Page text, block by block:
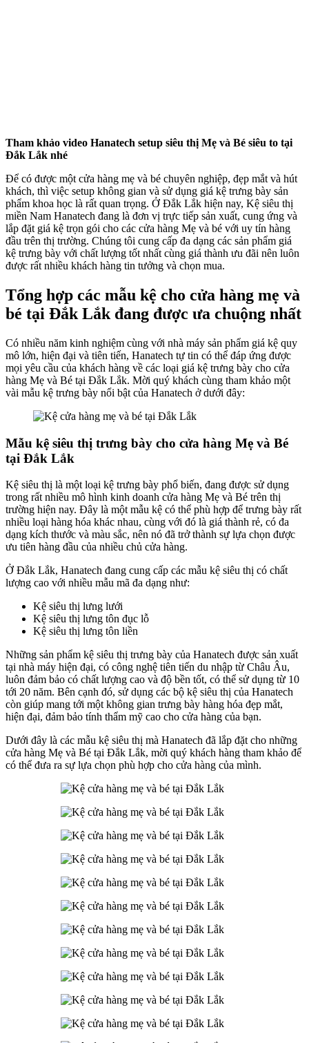
Tham khảo video Hanatech setup siêu thị Mẹ và Bé siêu to tại
Đắk Lắk nhé
Để có được một cửa hàng mẹ và bé chuyên nghiệp, đẹp mắt và hút
khách, thì việc setup không gian và sử dụng giá kệ trưng bày sản
phẩm khoa học là rất quan trọng. Ở Đắk Lắk hiện nay, Kệ siêu thị
miền Nam Hanatech đang là đơn vị trực tiếp sản xuất, cung ứng và
lắp đặt giá kệ trọn gói cho các cửa hàng Mẹ và bé với uy tín hàng
đầu trên thị trường. Chúng tôi cung cấp đa dạng các sản phẩm giá
kệ trưng bày với chất lượng tốt nhất cùng giá thành ưu đãi nên luôn
được rất nhiều khách hàng tin tưởng và chọn mua.
Tổng hợp các mẫu kệ cho cửa hàng mẹ và
bé tại Đắk Lắk đang được ưa chuộng nhất
Có nhiều năm kinh nghiệm cùng với nhà máy sản phẩm giá kệ quy
mô lớn, hiện đại và tiên tiến, Hanatech tự tin có thể đáp ứng được
mọi yêu cầu của khách hàng về các loại giá kệ trưng bày cho cửa
hàng Mẹ và Bé tại Đắk Lắk. Mời quý khách cùng tham khảo một
vài mẫu kệ trưng bày nổi bật của Hanatech ở dưới đây:
Mẫu kệ siêu thị trưng bày cho cửa hàng Mẹ và Bé
tại Đắk Lắk
Kệ siêu thị là một loại kệ trưng bày phổ biến, đang được sử dụng
trong rất nhiều mô hình kinh doanh cửa hàng Mẹ và Bé trên thị
trường hiện nay. Đây là một mẫu kệ có thể phù hợp để trưng bày rất
nhiều loại hàng hóa khác nhau, cùng với đó là giá thành rẻ, có đa
dạng kích thước và màu sắc, nên nó đã trở thành sự lựa chọn được
ưu tiên hàng đầu của nhiều chủ cửa hàng.
Ở Đắk Lắk, Hanatech đang cung cấp các mẫu kệ siêu thị có chất
lượng cao với nhiều mẫu mã đa dạng như:
Kệ siêu thị lưng lưới
Kệ siêu thị lưng tôn đục lỗ
Kệ siêu thị lưng tôn liền
Những sản phẩm kệ siêu thị trưng bày của Hanatech được sản xuất
tại nhà máy hiện đại, có công nghệ tiên tiến du nhập từ Châu Âu,
luôn đảm bảo có chất lượng cao và độ bền tốt, có thể sử dụng từ 10
tới 20 năm. Bên cạnh đó, sử dụng các bộ kệ siêu thị của Hanatech
còn giúp mang tới một không gian trưng bày hàng hóa đẹp mắt,
hiện đại, đảm bảo tính thẩm mỹ cao cho cửa hàng của bạn.
Dưới đây là các mẫu kệ siêu thị mà Hanatech đã lắp đặt cho những
cửa hàng Mẹ và Bé tại Đắk Lắk, mời quý khách hàng tham khảo để
có thể đưa ra sự lựa chọn phù hợp cho cửa hàng của mình.